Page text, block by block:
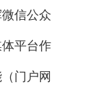
信公众
平台作
门户网